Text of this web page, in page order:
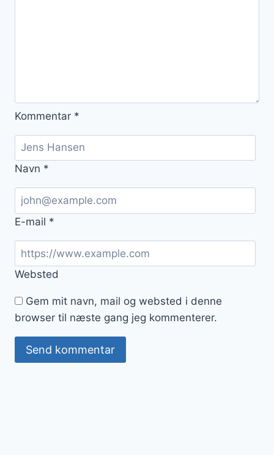
Kommentar *
Navn *
E-mail *
Websted
Gem mit navn, mail og websted i denne
browser til næste gang jeg kommenterer.